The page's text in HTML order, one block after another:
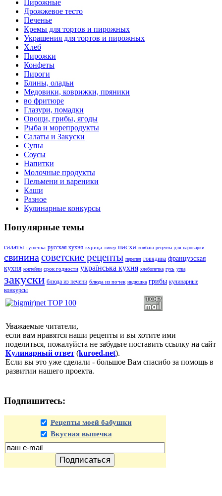
Пирожные
Дрожжевое тесто
Печенье
Кремы для тортов и пирожных
Украшения для тортов и пирожных
Хлеб
Пирожки
Конфеты
Пироги
Блины, оладьи
Медовики, коврижки, пряники
во фритюре
Глазури, помадки
Овощи, грибы, ягоды
Рыба и морепродукты
Салаты и Закуски
Супы
Соусы
Напитки
Молочные продукты
Пельмени и вареники
Каши
Разное
Кулинарные конкурсы
Популярные темы
салаты тушенка русская кухня курица ливер пасха ковбаса рецепты для пароварки
свинина советские рецепты перепел говядина французская
кухня коктейли срок годности українська кухня хлебопечка гусь утка
закуски блюда из печени блюда из почек индюшка грибы кулинарные
конкурсы
Уважаемые читатели,
если вам нравятся наши рецепты и вы хотите ими
поделиться, пожалуйста не забудьте поставить ссылку на сайт
Кулинарный ответ (kuroed.net).
Если вы это уже сделали - большое Вам спасибо за помощь в
развитии нашего проекта.
Подпишитесь:
Рецепты моей бабушки
Вкусная выпечка